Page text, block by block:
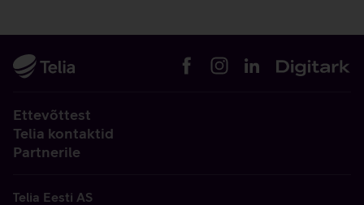
Ettevõttest
Telia kontaktid
Partnerile
Telia Eesti AS